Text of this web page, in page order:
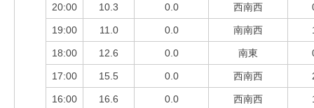
20:00 10.3 0.0 西南西
19:00 11.0 0.0 南南西
18:00 12.6 0.0 南東
17:00 15.5 0.0 西南西
16:00 16.6 0.0 西南西